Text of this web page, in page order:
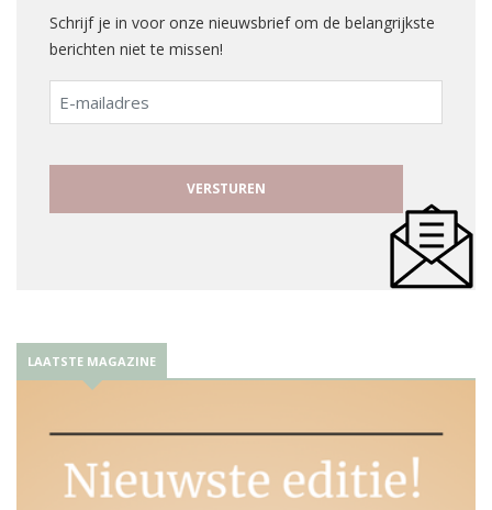
Schrijf je in voor onze nieuwsbrief om de belangrijkste
berichten niet te missen!
E-
mailadres
LAATSTE MAGAZINE